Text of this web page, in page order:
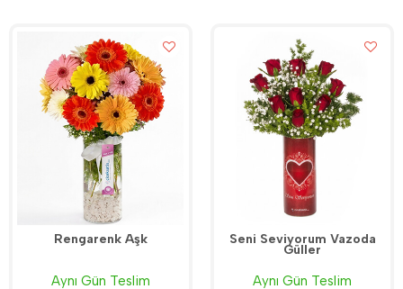
Rengarenk Aşk
Aynı Gün Teslim
Seni Seviyorum Vazoda
Güller
Aynı Gün Teslim